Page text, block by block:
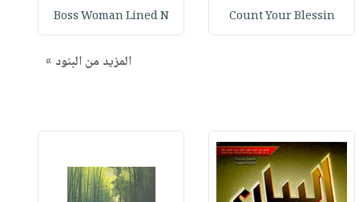
Count Your Blessin
Boss Woman Lined N
المزيد من البنود »